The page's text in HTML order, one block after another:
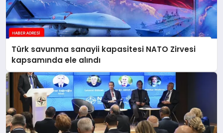
Türk savunma sanayii kapasitesi NATO Zirvesi
kapsamında ele alındı